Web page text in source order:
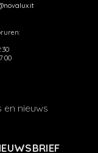
nieuws